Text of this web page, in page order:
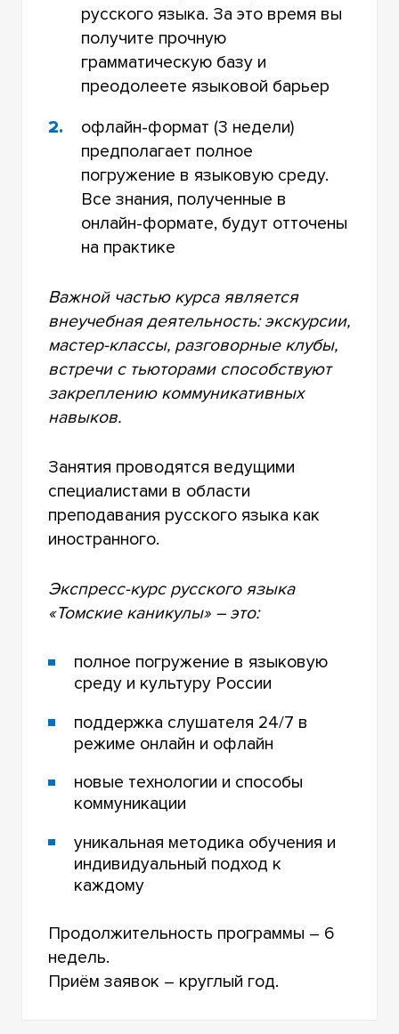
русского языка. За это время вы
получите прочную
грамматическую базу и
преодолеете языковой барьер
офлайн-формат (3 недели)
предполагает полное
погружение в языковую среду.
Все знания, полученные в
онлайн-формате, будут отточены
на практике
Важной частью курса является
внеучебная деятельность: экскурсии,
мастер-классы, разговорные клубы,
встречи с тьюторами способствуют
закреплению коммуникативных
навыков.
Занятия проводятся ведущими
специалистами в области
преподавания русского языка как
иностранного.
Экспресс-курс русского языка
«Томские каникулы» – это:
полное погружение в языковую
среду и культуру России
поддержка слушателя 24/7 в
режиме онлайн и офлайн
новые технологии и способы
коммуникации
уникальная методика обучения и
индивидуальный подход к
каждому
Продолжительность программы – 6
недель.
Приём заявок – круглый год.